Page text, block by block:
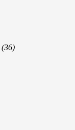
(36)